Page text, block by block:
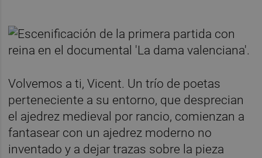
Volvemos a ti, Vicent. Un trío de poetas
perteneciente a su entorno, que desprecian
el ajedrez medieval por rancio, comienzan a
fantasear con un ajedrez moderno no
inventado y a dejar trazas sobre la pieza